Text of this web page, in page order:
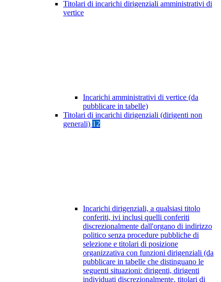
Titolari di incarichi dirigenziali amministrativi di
vertice
Incarichi amministrativi di vertice (da
pubblicare in tabelle)
Titolari di incarichi dirigenziali (dirigenti non
generali) 12
Incarichi dirigenziali, a qualsiasi titolo
conferiti, ivi inclusi quelli conferiti
discrezionalmente dall'organo di indirizzo
politico senza procedure pubbliche di
selezione e titolari di posizione
organizzativa con funzioni dirigenziali (da
pubblicare in tabelle che distinguano le
seguenti situazioni: dirigenti, dirigenti
individuati discrezionalmente, titolari di